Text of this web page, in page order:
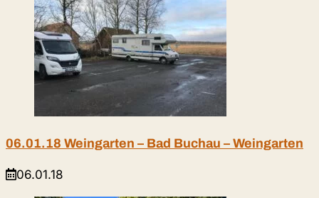
06.01.18 Weingarten – Bad Buchau – Weingarten
06.01.18